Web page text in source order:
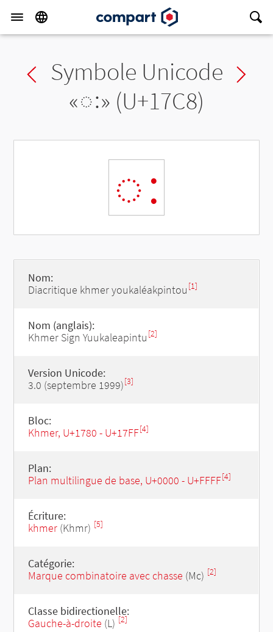
Previous char
Symbole Unicode
«ៈ» (U+17C8)
ៈ
Nom:
Diacritique khmer youkaléakpintou [1]
Nom (anglais):
Khmer Sign Yuukaleapintu [2]
Version Unicode:
3.0 (septembre 1999)[3]
Bloc:
Khmer, U+1780 - U+17FF[4]
Plan:
Plan multilingue de base, U+0000 - U+FFFF[4]
Écriture:
khmer(Khmr) [5]
Catégorie:
Marque combinatoire avec chasse (Mc) [2]
Classe bidirectionelle:
Gauche-à-droite (L) [2]